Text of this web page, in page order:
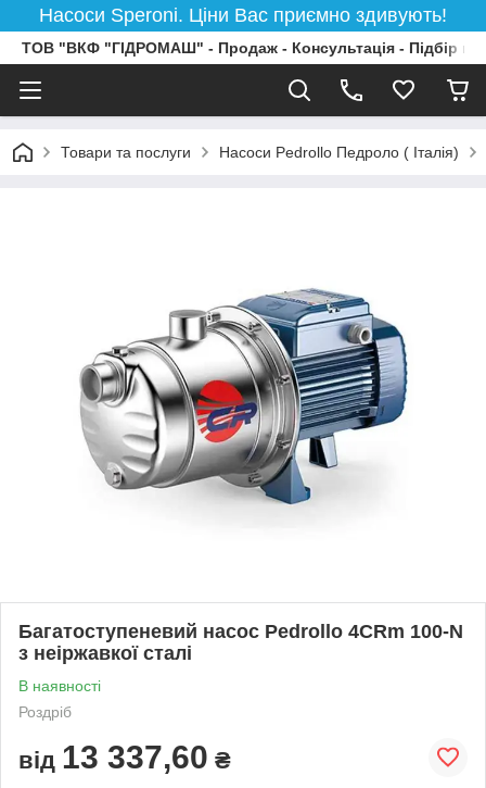
Насоси Speroni. Ціни Вас приємно здивують!
ТОВ "ВКФ "ГІДРОМАШ" - Продаж - Консультація - Підбір
Товари та послуги Насоси Pedrollo Педроло ( Італія)
Багатоступеневий насос Pedrollo 4CRm 100-N
з неіржавкої сталі
В наявності
Роздріб
від 13 337,60 ₴